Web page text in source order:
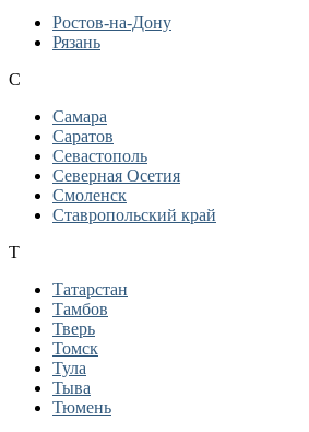
Ростов-на-Дону
Рязань
С
Самара
Саратов
Севастополь
Северная Осетия
Смоленск
Ставропольский край
Т
Татарстан
Тамбов
Тверь
Томск
Тула
Тыва
Тюмень